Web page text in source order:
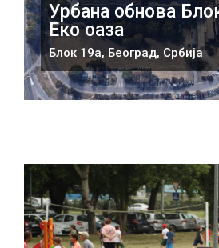
Урбана обнова
Еко оаза
Блок 19а, Београд, Србија